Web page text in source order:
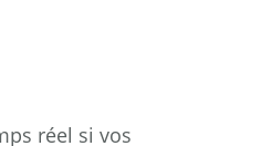
réel si vos